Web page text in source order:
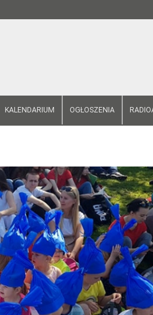
KALENDARIUM OGŁOSZENIA